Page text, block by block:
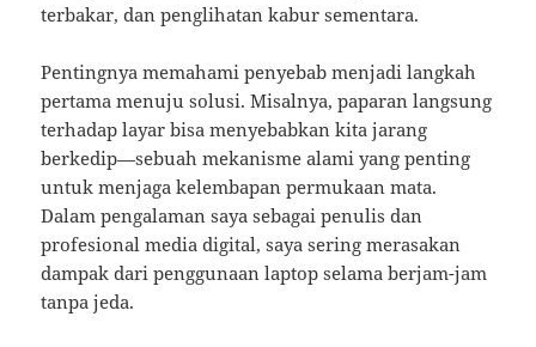
terbakar, dan penglihatan kabur sementara.
Pentingnya memahami penyebab menjadi langkah
pertama menuju solusi. Misalnya, paparan langsung
terhadap layar bisa menyebabkan kita jarang
berkedip—sebuah mekanisme alami yang penting
untuk menjaga kelembapan permukaan mata.
Dalam pengalaman saya sebagai penulis dan
profesional media digital, saya sering merasakan
dampak dari penggunaan laptop selama berjam-jam
tanpa jeda.